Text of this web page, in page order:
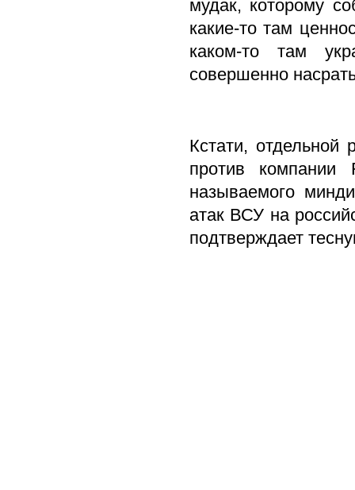
мудак, которому
какие-то там
каком-то там
совершенно
Кстати, отдельной
против
называемого
атак ВСУ на
подтверждает